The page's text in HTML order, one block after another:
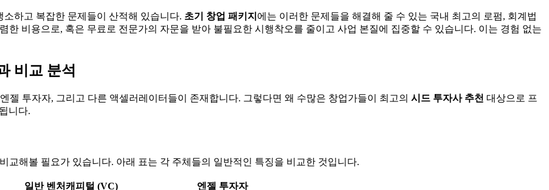
하고 복잡한 문제들이 산적해 있습니다. 초기 창업 패키지 에는 이러한 문제들을 해결해 줄 수 있는 국내 최고의 로펌, 회계법
한 비용으로, 혹은 무료로 전문가의 자문을 받아 불필요한 시행착오를 줄이고 사업 본질에 집중할 수 있습니다. 이는 경험 없는
비교 분석
젤 투자자, 그리고 다른 액셀러레이터들이 존재합니다. 그렇다면 왜 수많은 창업가들이 최고의 시드 투자사 추천 대상으로 프
니다.
교해볼 필요가 있습니다. 아래 표는 각 주체들의 일반적인 특징을 비교한 것입니다.
일반 벤처캐피털 (VC) 엔젤 투자자